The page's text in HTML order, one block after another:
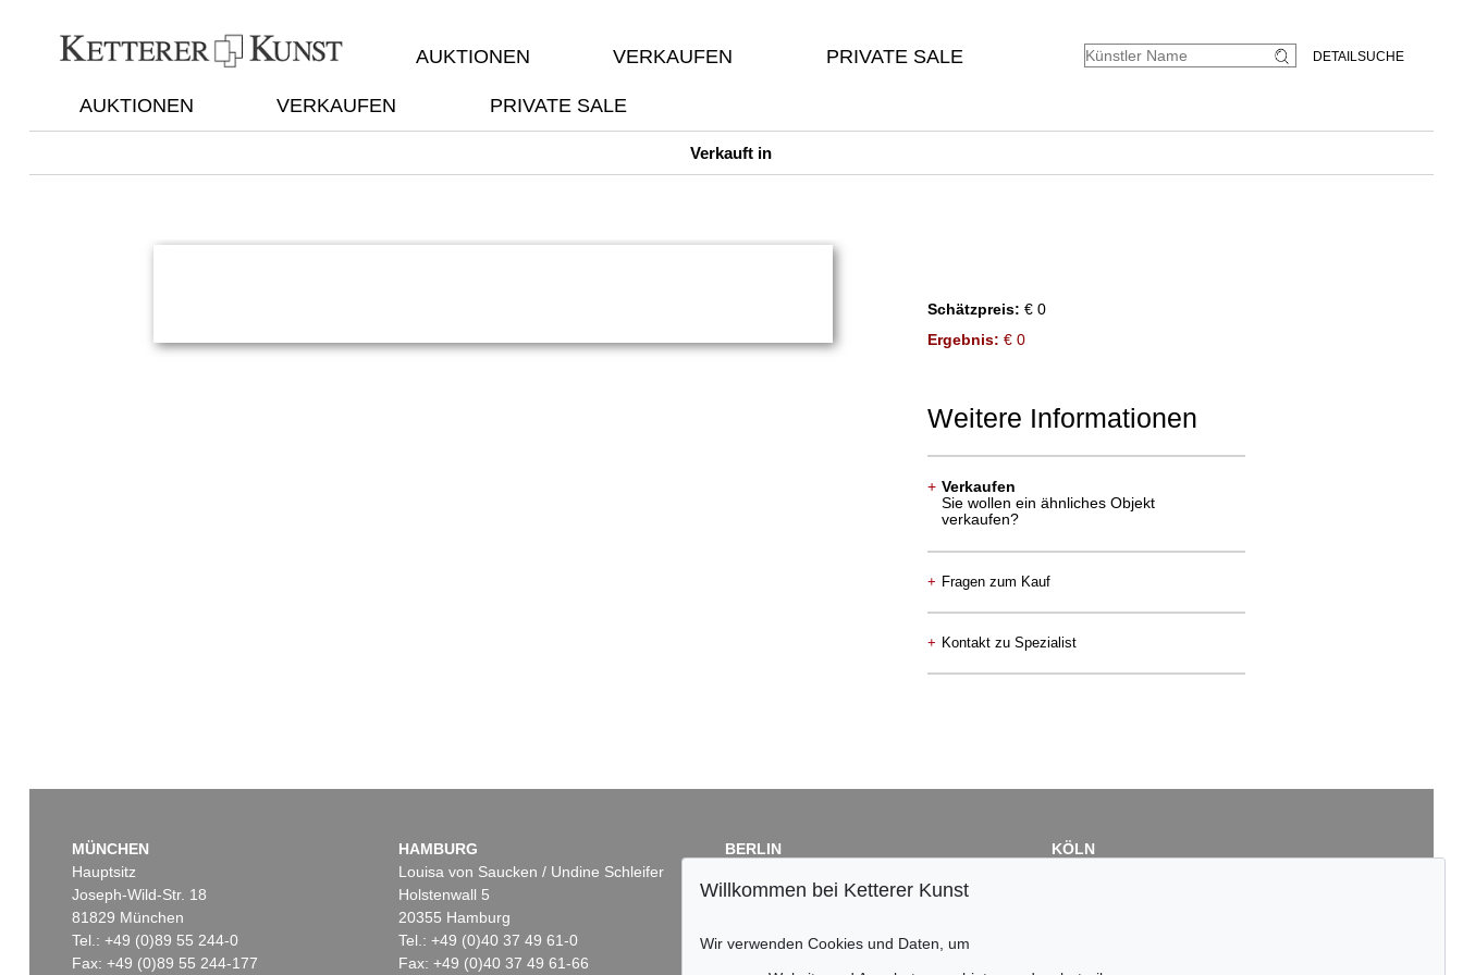
AUKTIONEN VERKAUFEN PRIVATE SALE DETAILSUCHE
AUKTIONEN VERKAUFEN PRIVATE SALE
Verkauft in
Schätzpreis: € 0
Ergebnis: € 0
Weitere Informationen
+ Verkaufen
Sie wollen ein ähnliches Objekt
verkaufen?
+ Fragen zum Kauf
+ Kontakt zu Spezialist
MÜNCHEN
Hauptsitz
Joseph-Wild-Str. 18
81829 München
Tel.: +49 (0)89 55 244-0
Fax: +49 (0)89 55 244-177
HAMBURG
Louisa von Saucken / Undine Schleifer
Holstenwall 5
20355 Hamburg
Tel.: +49 (0)40 37 49 61-0
Fax: +49 (0)40 37 49 61-66
BERLIN
Fasanenstr. 70
Tel.: +49 (0)30 88 67 53-63
KÖLN
Willkommen bei Ketterer Kunst
Wir verwenden Cookies und Daten, um